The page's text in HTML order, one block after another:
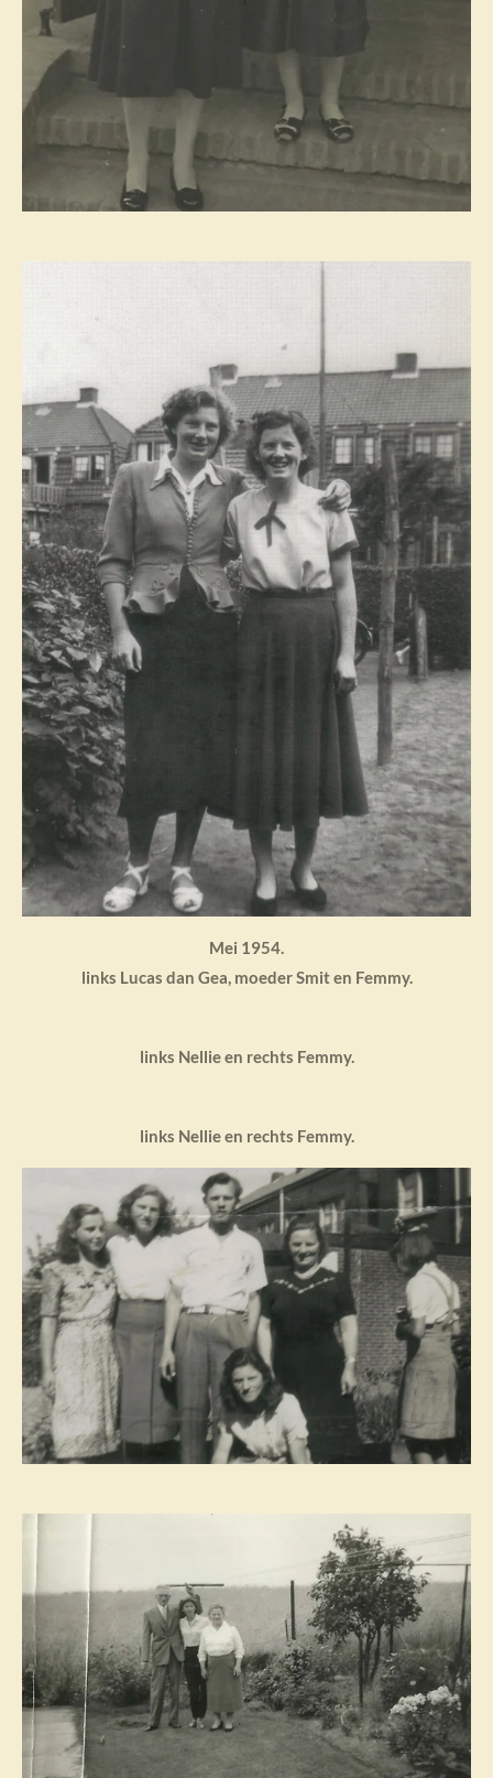
Mei 1954.
links Lucas dan Gea, moeder Smit en Femmy.
links Nellie en rechts Femmy.
links Nellie en rechts Femmy.